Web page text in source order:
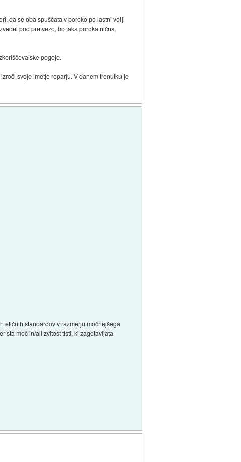
da se oba spuščata v poroko po lastni volji
pod pretvezo, bo taka poroka nična,
pogoje.
svoje imetje roparju. V danem trenutku je
etičnih standardov v razmerju močnejšega
sta moč in/ali zvitost tisti, ki zagotavljata